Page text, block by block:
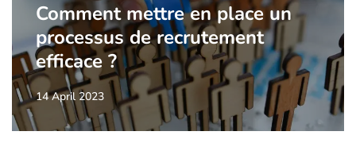
Comment mettre en place un
processus de recrutement
efficace ?
14 April 2023